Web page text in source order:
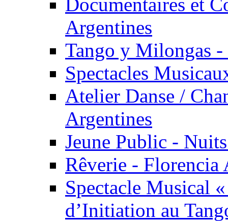
Documentaires et
Argentines
Tango y Milongas -
Spectacles
Atelier Danse /
Argentines
Jeune Public -
Rêverie - Florencia
Spectacle Musical
d’Initiation au